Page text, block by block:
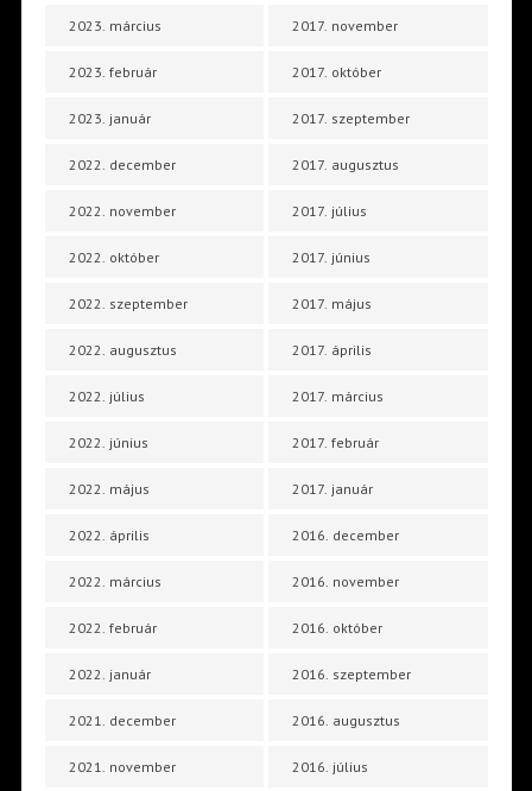
2023. március
2023. február
2023. január
2022. december
2022. november
2022. október
2022. szeptember
2022. augusztus
2022. július
2022. június
2022. május
2022. április
2022. március
2022. február
2022. január
2021. december
2021. november
2017. november
2017. október
2017. szeptember
2017. augusztus
2017. július
2017. június
2017. május
2017. április
2017. március
2017. február
2017. január
2016. december
2016. november
2016. október
2016. szeptember
2016. augusztus
2016. július